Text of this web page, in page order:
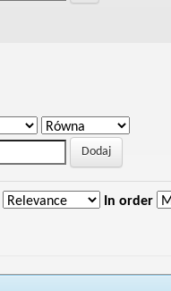
In order